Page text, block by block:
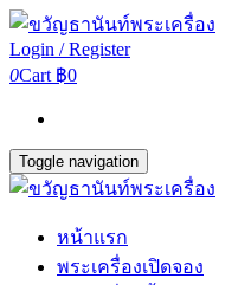
Login / Register
0Cart ฿0
Toggle navigation
หน้าแรก
พระเครื่องเปิดจอง